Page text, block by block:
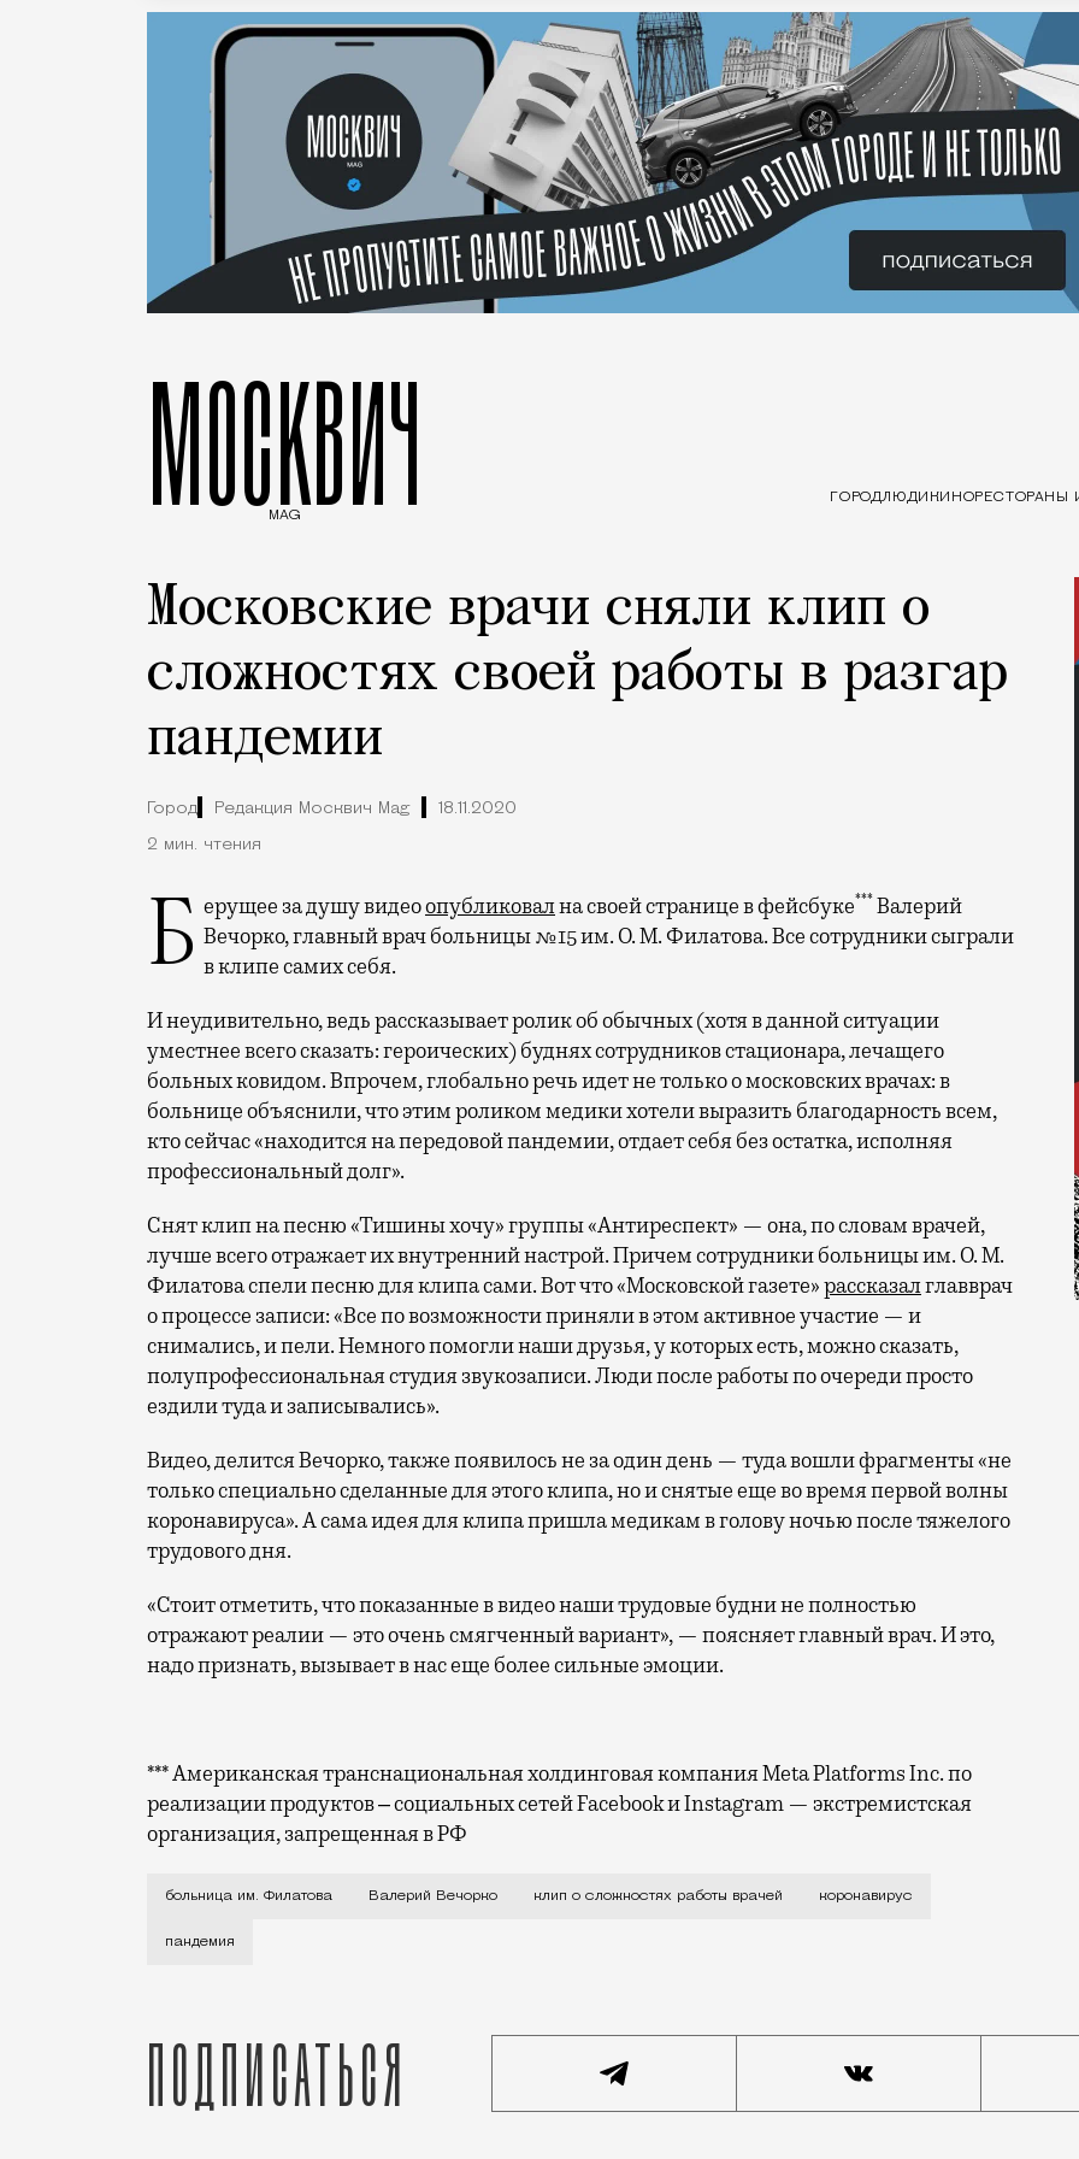
МОСКВИЧ
MAG
ГОРОДЛЮДИ КИНОРЕСТОРАНЫ
Московские врачи сняли клип о
сложностях своей работы в разгар
пандемии
Город Редакция Москвич Mag 18.11.2020
2 мин. чтения
Берущее за душу видеоопубликовална своей странице в фейсбуке***Валерий
Вечорко, главный врач больницы №15 им. О. М. Филатова. Все сотрудники сыграли
в клипе самих себя.
И неудивительно, ведь рассказывает ролик об обычных (хотя в данной ситуации
уместнее всего сказать: героических) буднях сотрудников стационара, лечащего
больных ковидом. Впрочем, глобально речь идет не только о московских врачах: в
больнице объяснили, что этим роликом медики хотели выразить благодарность всем,
кто сейчас «находится на передовой пандемии, отдает себя без остатка, исполняя
профессиональный долг».
Снят клип на песню «Тишины хочу» группы «Антиреспект» — она, по словам врачей,
лучше всего отражает их внутренний настрой. Причем сотрудники больницы им. О. М.
Филатова спели песню для клипа сами. Вот что «Московской газете»рассказалглавврач
о процессе записи: «Все по возможности приняли в этом активное участие — и
снимались, и пели. Немного помогли наши друзья, у которых есть, можно сказать,
полупрофессиональная студия звукозаписи. Люди после работы по очереди просто
ездили туда и записывались».
Видео, делится Вечорко, также появилось не за один день — туда вошли фрагменты «не
только специально сделанные для этого клипа, но и снятые еще во время первой волны
коронавируса». А сама идея для клипа пришла медикам в голову ночью после тяжелого
трудового дня.
«Стоит отметить, что показанные в видео наши трудовые будни не полностью
отражают реалии — это очень смягченный вариант», — поясняет главный врач. И это,
надо признать, вызывает в нас еще более сильные эмоции.
*** Американская транснациональная холдинговая компания Meta Platforms Inc. по
реализации продуктов ‒ социальных сетей Facebook и Instagram — экстремистская
организация, запрещенная в РФ
больница им. Филатова Валерий Вечорко клип о сложностях работы врачей коронавирус
пандемия
Подписаться